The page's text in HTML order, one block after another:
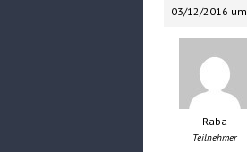
03/12/2016
Raba
Teilnehmer